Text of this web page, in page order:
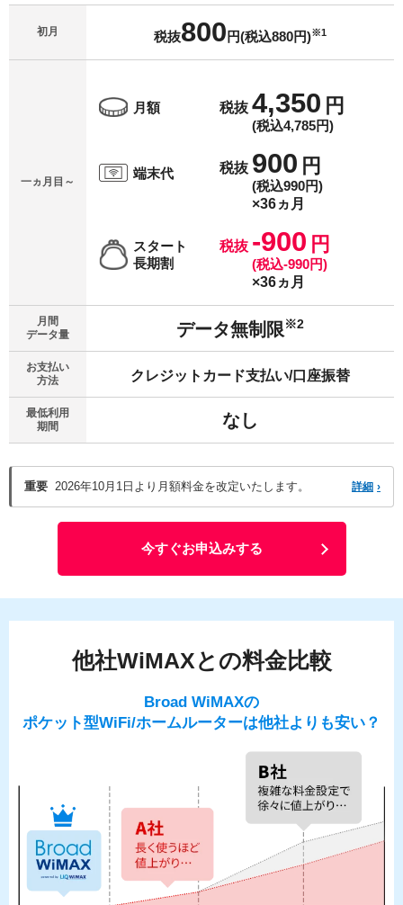
初月 税抜800 円(税込880円)※1
一ヵ月目～
月額
端末代
スタート
長期割
税抜 4,350 円
(税込4,785円)
税抜 900 円
(税込990円)
×36ヵ月
税抜 -900 円
(税込-990円)
×36ヵ月
月間
データ量
データ無制限※2
お支払い
方法
クレジットカード支払い/口座振替
最低利用
期間
なし
重要 2026年10月1日より月額料金を改定いたします。 詳細 ›
今すぐお申込みする
他社WiMAXとの料金比較
Broad WiMAXの
ポケット型WiFi/ホームルーターは他社よりも安い？